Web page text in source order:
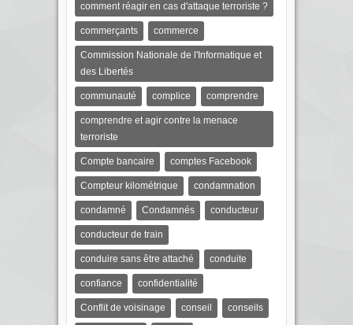
comment réagir en cas d'attaque terroriste ?
commerçants commerce
Commission Nationale de l'Informatique et
des Libertés
communauté complice comprendre
comprendre et agir contre la menace
terroriste
Compte bancaire comptes Facebook
Compteur kilométrique condamnation
condamné Condamnés conducteur
conducteur de train
conduire sans être attaché conduite
confiance confidentialité
Conflit de voisinage conseil conseils